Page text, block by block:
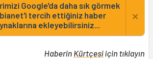
Google'da daha sık görmek
tercih ettiğiniz haber
ekleyebilirsiniz...
×
Haberin Kürtçesiiçin tıklayın